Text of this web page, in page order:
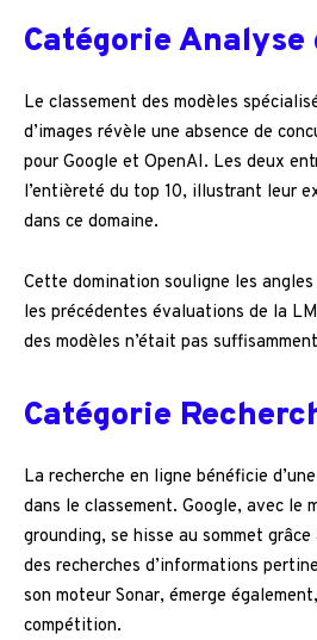
Catégorie Analyse
Le classement des modèles
d’images révèle une absence de
pour Google et OpenAI. Les deux
l’entièreté du top 10, illustrant leur
dans ce domaine.
Cette domination souligne les
les précédentes évaluations de la
des modèles n’était pas
Catégorie
La recherche en ligne bénéficie
dans le classement. Google, avec le
grounding, se hisse au sommet
des recherches d’informations
son moteur Sonar, émerge
compétition.